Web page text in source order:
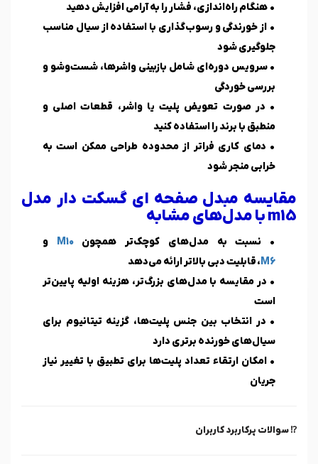
• هنگام راه‌اندازی، فشار را به آرامی افزایش دهید
• از خورندگی و رسوب‌گذاری با استفاده از سیال مناسب
جلوگیری شود
• سرویس دوره‌ای شامل بازبینی واشرها، شست‌وشو و
بررسی خوردگی
• در صورت تعویض پلیت یا واشر، قطعات اصلی و
منطبق با برند را استفاده کنید
• دمای کاری فراتر از محدوده طراحی ممکن است به
خرابی منجر شود
مقایسه مبدل صفحه ای گسکت دار مدل
m15 با مدل‌های مشابه
• نسبت به مدل‌های کوچک‌تر همچونM10 و
M6، قابلیت دبی بالاتر ارائه می‌دهد
• در مقایسه با مدل‌های بزرگ‌تر، هزینه اولیه پایین‌تر
است
• در انتخاب بین جنس پلیت‌ها، گزینه تیتانیوم برای
سیال‌های خورنده برتری دارد
• امکان ارتقاء تعداد پلیت‌ها برای تطبیق با تغییر نیاز
جریان
⁉️ سوالات پرکاربرد کاربران